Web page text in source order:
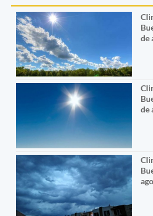
de
de